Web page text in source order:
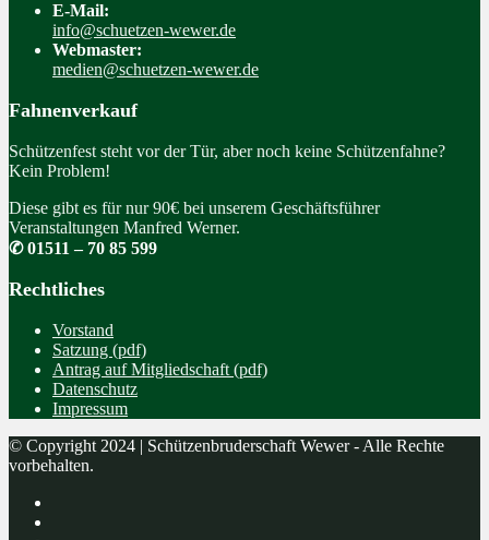
E-Mail:
info@schuetzen-wewer.de
Webmaster:
medien@schuetzen-wewer.de
Fahnenverkauf
Schützenfest steht vor der Tür, aber noch keine Schützenfahne?
Kein Problem!
Diese gibt es für nur 90€ bei unserem Geschäftsführer
Veranstaltungen Manfred Werner.
✆ 01511 – 70 85 599
Rechtliches
Vorstand
Satzung (pdf)
Antrag auf Mitgliedschaft (pdf)
Datenschutz
Impressum
© Copyright 2024 | Schützenbruderschaft Wewer - Alle Rechte
vorbehalten.